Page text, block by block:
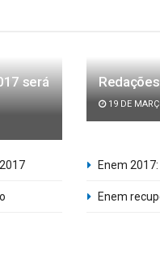
será
19 DE
Enem
Enem